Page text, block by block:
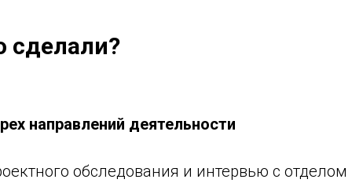
сделали?
направлений деятельности
обследования и интервью с